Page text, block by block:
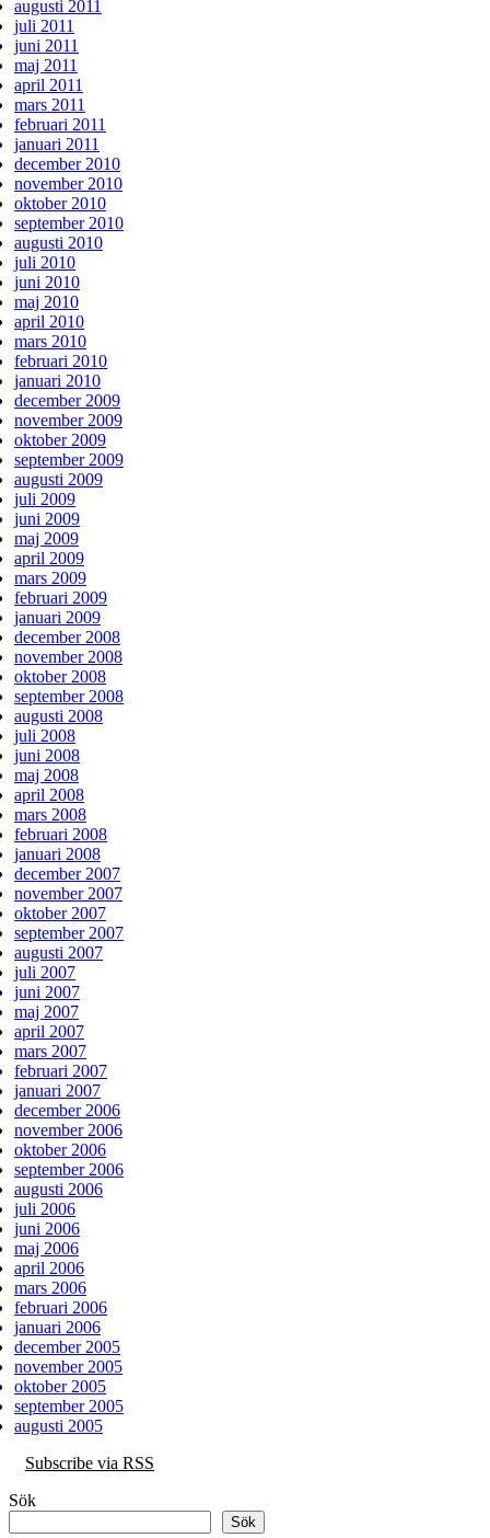
augusti 2011
juli 2011
juni 2011
maj 2011
april 2011
mars 2011
februari 2011
januari 2011
december 2010
november 2010
oktober 2010
september 2010
augusti 2010
juli 2010
juni 2010
maj 2010
april 2010
mars 2010
februari 2010
januari 2010
december 2009
november 2009
oktober 2009
september 2009
augusti 2009
juli 2009
juni 2009
maj 2009
april 2009
mars 2009
februari 2009
januari 2009
december 2008
november 2008
oktober 2008
september 2008
augusti 2008
juli 2008
juni 2008
maj 2008
april 2008
mars 2008
februari 2008
januari 2008
december 2007
november 2007
oktober 2007
september 2007
augusti 2007
juli 2007
juni 2007
maj 2007
april 2007
mars 2007
februari 2007
januari 2007
december 2006
november 2006
oktober 2006
september 2006
augusti 2006
juli 2006
juni 2006
maj 2006
april 2006
mars 2006
februari 2006
januari 2006
december 2005
november 2005
oktober 2005
september 2005
augusti 2005
Subscribe via RSS
Sök
Sök